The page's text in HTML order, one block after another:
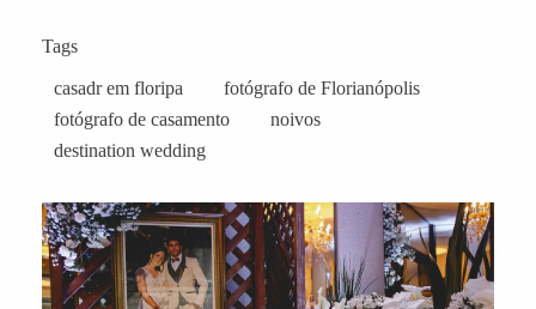
Tags
casadr em floripa
fotógrafo de Florianópolis
fotógrafo de casamento
noivos
destination wedding